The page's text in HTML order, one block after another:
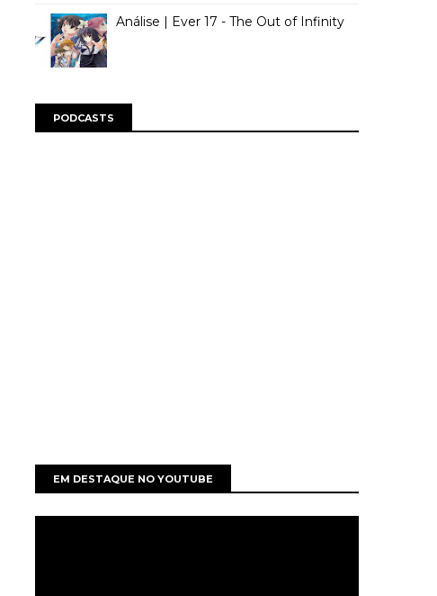
Análise | Ever 17 - The Out of Infinity
PODCASTS
EM DESTAQUE NO YOUTUBE